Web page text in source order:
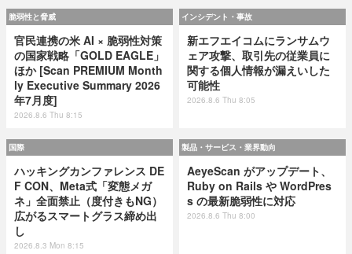
脆弱性と脅威
官民連携の米 AI × 脆弱性対策
の国家戦略「GOLD EAGLE」
ほか [Scan PREMIUM Month
ly Executive Summary 2026
年7月度]
2026.8.6 Thu 8:15
インシデント・事故
新エフエイコムにランサムウ
ェア攻撃、取引先の従業員に
関する個人情報が漏えいした
可能性
2026.8.6 Thu 8:05
国際
ハッキングカンファレンス DE
F CON、Meta式「変態メガ
ネ」全面禁止（度付きもNG）
広がるスマートグラス締め出
し
2026.8.3 Mon 8:15
製品・サービス・業界動向
AeyeScan がアップデート、
Ruby on Rails や WordPres
s の最新脆弱性に対応
2026.8.6 Thu 8:00